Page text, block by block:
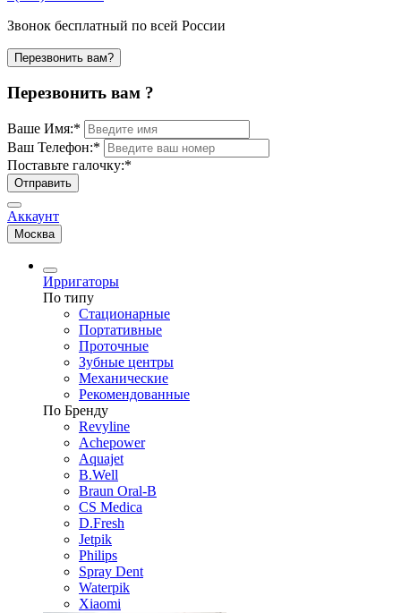
Звонок бесплатный по всей России
Перезвонить вам?
Перезвонить вам ?
Ваше Имя:*
Ваш Телефон:*
Поставьте галочку:*
Отправить
Аккаунт
Москва
Ирригаторы
По типу
Стационарные
Портативные
Проточные
Зубные центры
Механические
Рекомендованные
По Бренду
Revyline
Achepower
Aquajet
B.Well
Braun Oral-B
CS Medica
D.Fresh
Jetpik
Philips
Spray Dent
Waterpik
Xiaomi